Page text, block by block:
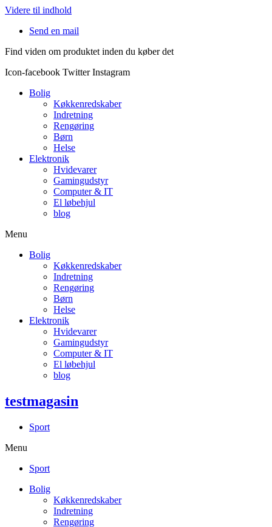
Videre til indhold
Send en mail
Find viden om produktet inden du køber det
Icon-facebook Twitter Instagram
Bolig
Køkkenredskaber
Indretning
Rengøring
Børn
Helse
Elektronik
Hvidevarer
Gamingudstyr
Computer & IT
El løbehjul
blog
Menu
Bolig
Køkkenredskaber
Indretning
Rengøring
Børn
Helse
Elektronik
Hvidevarer
Gamingudstyr
Computer & IT
El løbehjul
blog
testmagasin
Sport
Menu
Sport
Bolig
Køkkenredskaber
Indretning
Rengøring